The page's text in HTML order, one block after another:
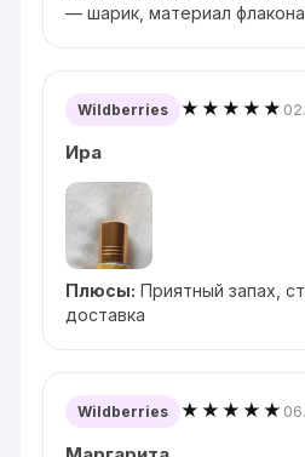
— шарик, материал
Wildberries ★★★★★
Ира
Плюсы: Приятный запах,
доставка
Wildberries ★★★★★